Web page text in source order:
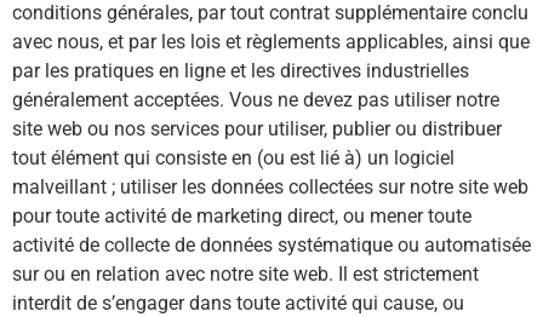
conditions générales, par tout contrat supplémentaire conclu
avec nous, et par les lois et règlements applicables, ainsi que
par les pratiques en ligne et les directives industrielles
généralement acceptées. Vous ne devez pas utiliser notre
site web ou nos services pour utiliser, publier ou distribuer
tout élément qui consiste en (ou est lié à) un logiciel
malveillant ; utiliser les données collectées sur notre site web
pour toute activité de marketing direct, ou mener toute
activité de collecte de données systématique ou automatisée
sur ou en relation avec notre site web. Il est strictement
interdit de s’engager dans toute activité qui cause, ou